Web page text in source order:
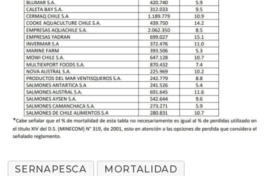
SERNAPESCA
MORTALIDAD